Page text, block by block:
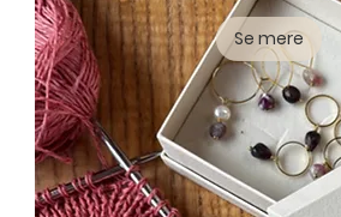
Se mere